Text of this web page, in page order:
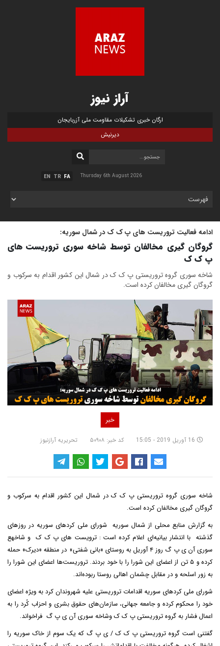
آراز نیوز
ارگان خبری تشکیلات مقاومت ملی آزربایجان
دیرنیش
FA
TR
EN Thursday 6th August 2026
ادامه فعالیت تروریست های پ ک ک در شمال سوریه:
گروگان گیری مخالفان توسط شاخه سوری تروریست های
پ ک ک
شاخه سوری گروه تروریستی پ ک ک در شمال این کشور اقدام به سرکوب و
گروگان گیری مخالفان کرده است.
خبر
16 آوریل 2019 - 15:05 کد خبر: ۵۰۹۰۸ تحریریه آرازنیوز
شاخه سوری گروه تروریستی پ ک ک در شمال این کشور اقدام به سرکوب و
گروگان گیری مخالفان کرده است.
به گزارش منابع محلی از شمال سوریه شورای ملی کردهای سوریه در روزهای
گذشته با انتشار بیانیه‌ای اعلام کرده است : ترویست های پ ک ک و شاخهع
سوری آن ی پ گ روز ۴ آوریل به روستای «بانی شفتی» در منطقه «دیرک» حمله
کرده و ۵ تن از اعضای این شورا را با خود بردند. تروریست‌ها اعضای این شورا را
به زور اسلحه و در مقابل چشمان اهالی روستا ربوده‌اند.
شورای ملی کردهای سوریه اقدامات تروریستی علیه شهروندان کرد به ویژه اعضای
خود را محکوم کرده و جامعه جهانی، سازمان‌های حقوق بشری و احزاب کُرد را به
اعمال فشار به گروه تروریستی پ ک ک وشاخه سوری آن ی پ گ فراخواند.
گفتنی است گروه تروریستی پ ک ک / ی پ گ که یک سوم از خاک سوریه را